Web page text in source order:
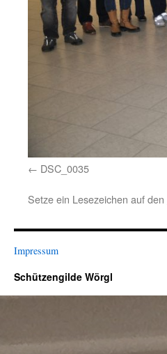
DSC_0035
Setze ein Lesezeichen auf den
Impressum
Schützengilde Wörgl